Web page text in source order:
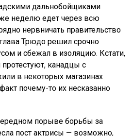
дальнобойщиками
неделю едет через всю
нервничать правительство
Трюдо решил срочно
и сбежал в изоляцию. Кстати,
канадцы с
в некоторых магазинах
почему-то их несказанно
порыве борьбы за
пост актрисы — возможно,